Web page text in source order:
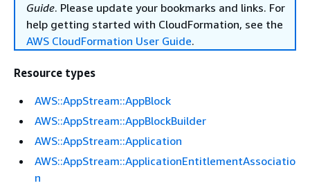
Guide. Please update your bookmarks and links. For
help getting started with CloudFormation, see the
AWS CloudFormation User Guide.
Resource types
AWS::AppStream::AppBlock
AWS::AppStream::AppBlockBuilder
AWS::AppStream::Application
AWS::AppStream::ApplicationEntitlementAssociatio
n